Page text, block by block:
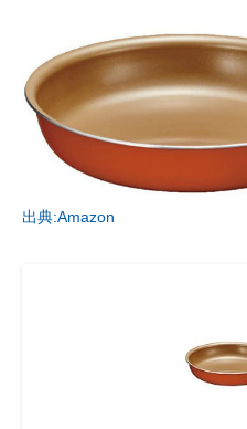
出典:Amazon